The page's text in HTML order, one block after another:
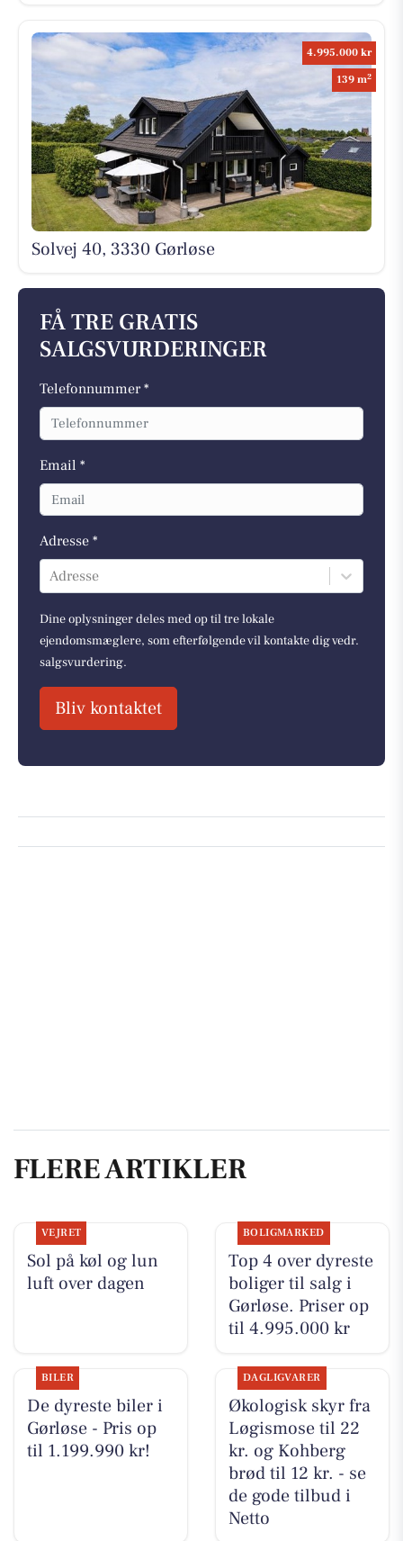
4.995.000 kr
139 m2
Solvej 40, 3330 Gørløse
FÅ TRE GRATIS
SALGSVURDERINGER
Telefonnummer *
Email *
Adresse *
Adresse
Dine oplysninger deles med op til tre lokale
ejendomsmæglere, som efterfølgende vil kontakte dig vedr.
salgsvurdering.
Bliv kontaktet
FLERE ARTIKLER
VEJRET
Sol på køl og lun
luft over dagen
BOLIGMARKED
Top 4 over dyreste
boliger til salg i
Gørløse. Priser op
til 4.995.000 kr
BILER
De dyreste biler i
Gørløse - Pris op
til 1.199.990 kr!
DAGLIGVARER
Økologisk skyr fra
Løgismose til 22
kr. og Kohberg
brød til 12 kr. - se
de gode tilbud i
Netto